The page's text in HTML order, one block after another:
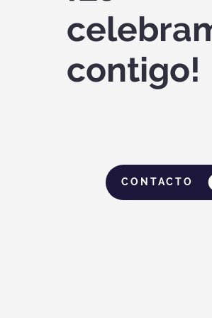
contigo!
CONTACTO